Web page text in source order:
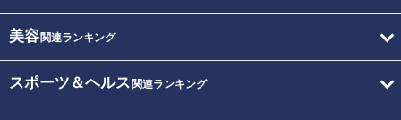
美容関連ランキング
スポーツ＆ヘルス 関連ランキング